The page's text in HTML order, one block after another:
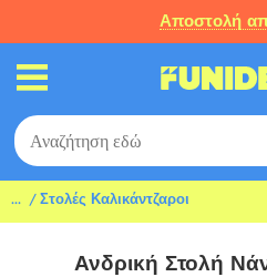
Αποστολή
... Στολές Καλικάντζαροι
Ανδρική Στολή